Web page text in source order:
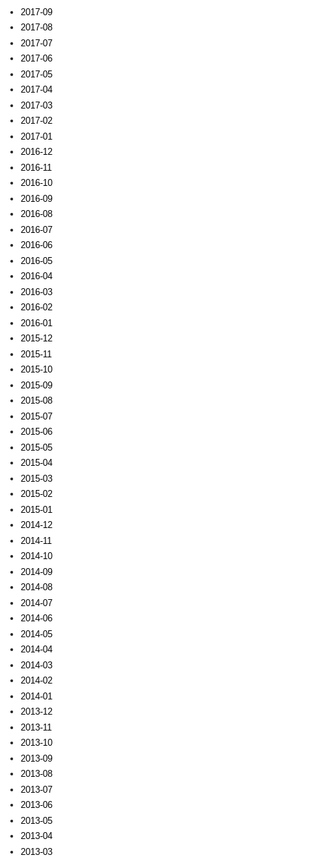
2017-09
2017-08
2017-07
2017-06
2017-05
2017-04
2017-03
2017-02
2017-01
2016-12
2016-11
2016-10
2016-09
2016-08
2016-07
2016-06
2016-05
2016-04
2016-03
2016-02
2016-01
2015-12
2015-11
2015-10
2015-09
2015-08
2015-07
2015-06
2015-05
2015-04
2015-03
2015-02
2015-01
2014-12
2014-11
2014-10
2014-09
2014-08
2014-07
2014-06
2014-05
2014-04
2014-03
2014-02
2014-01
2013-12
2013-11
2013-10
2013-09
2013-08
2013-07
2013-06
2013-05
2013-04
2013-03